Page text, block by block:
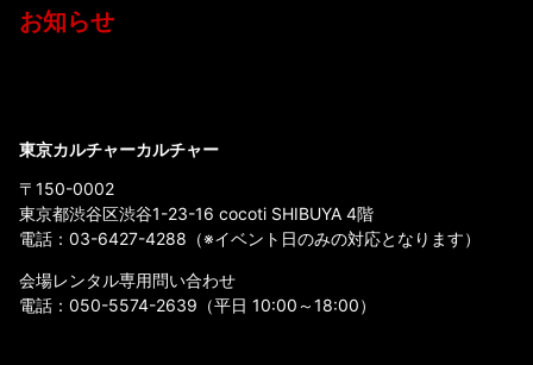
お知らせ
東京カルチャーカルチャー
〒150-0002
東京都渋谷区渋谷1-23-16 cocoti SHIBUYA 4階
電話： 03-6427-4288 （※イベント日のみの対応となります）
会場レンタル専用問い合わせ
電話： 050-5574-2639 （平日 10:00～18:00）